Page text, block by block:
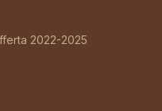
2022-2025